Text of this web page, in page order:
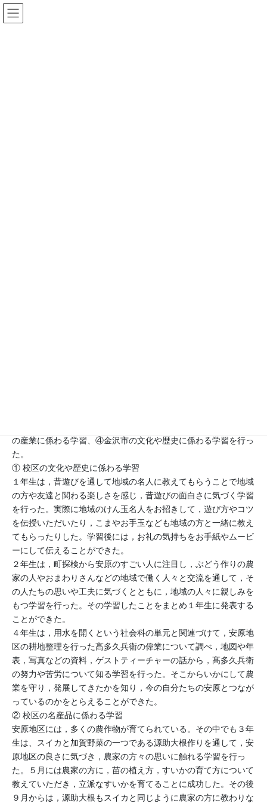
コ
ン
ナ
ビ
の産業に係わる学習、④金沢市の文化や歴史に係わる学習を行っ
た。
① 校区の文化や歴史に係わる学習
１年生は，昔遊びを通して地域の名人に教えてもらうことで地域
の方や友達と関わる楽しさを感じ，昔遊びの面白さに気づく学習
を行った。実際に地域のけん玉名人をお招きして，遊び方やコツ
を伝授いただいたり，こまやお手玉なども地域の方と一緒に教え
てもらったりした。学習後には，お礼の気持ちをお手紙やムービ
ーにして伝えることができた。
２年生は，町探検から安原のすごい人に注目し，ぶどう作りの農
家の人やおまわりさんなどの地域で働く人々と交流を通して，そ
の人たちの思いや工夫に気づくとともに，地域の人々に親しみを
もつ学習を行った。その学習したことをまとめ１年生に発表する
ことができた。
４年生は，用水を開くという社会科の単元と関連づけて，安原地
区の耕地整理を行った髙多久兵衛の偉業について調べ，地図や年
表，写真などの資料，ゲストティーチャーの話から，髙多久兵衛
の努力や苦労について知る学習を行った。そこからいかにして農
業を守り，発展してきたかを知り，今の自分たちの安原とつなが
っているのかをとらえることができた。
② 校区の名産品に係わる学習
安原地区には，多くの農作物が育てられている。その中でも３年
生は、スイカと加賀野菜の一つである源助大根作りを通して，安
原地区の良さに気づき，農家の方々の思いに触れる学習を行っ
た。５月には農家の方に，苗の植え方，すいかの育て方について
教えていただき，立派なすいかを育てることに成功した。その後
９月からは，源助大根もスイカと同じように農家の方に教わりな